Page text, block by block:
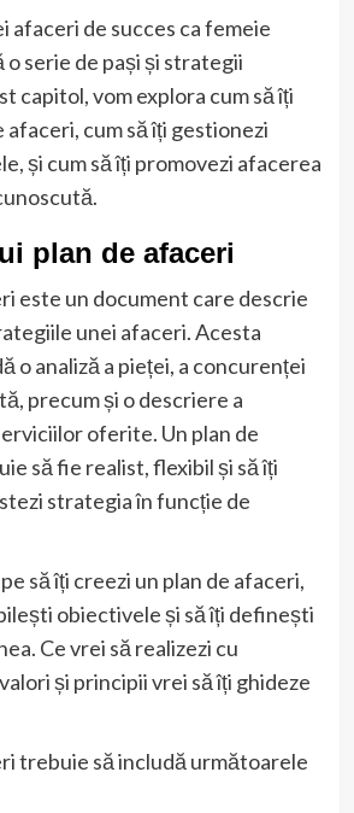
afaceri de succes ca femeie
o serie de pași și strategii
capitol, vom explora cum să îți
afaceri, cum să îți gestionezi
și cum să îți promovezi afacerea
plan de afaceri
este un document care descrie
unei afaceri. Acesta
o analiză a pieței, a concurenței
precum și o descriere a
oferite. Un plan de
să fie realist, flexibil și să îți
strategia în funcție de
să îți creezi un plan de afaceri,
obiectivele și să îți definești
Ce vrei să realizezi cu
și principii vrei să îți ghideze
trebuie să includă următoarele